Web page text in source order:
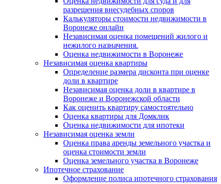
разрешения внесудебных споров
Калькуляторы стоимости недвижимости в
Воронеже онлайн
Независимая оценка помещений жилого и
нежилого назначения.
Оценка недвижимости в Воронеже
Независимая оценка квартиры
Определение размера дисконта при оценке
доли в квартире
Независимая оценка доли в квартире в
Воронеже и Воронежской области
Как оценить квартиру самостоятельно
Оценка квартиры для Домклик
Оценка недвижимости для ипотеки
Независимая оценка земли
Оценка права аренды земельного участка и
оценка стоимости земли
Оценка земельного участка в Воронеже
Ипотечное страхование
Оформление полиса ипотечного страхования